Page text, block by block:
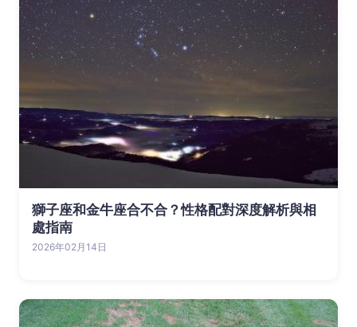
獅子座和金牛座合不合？性格配對深度解析與相
處指南
2026年02月14日